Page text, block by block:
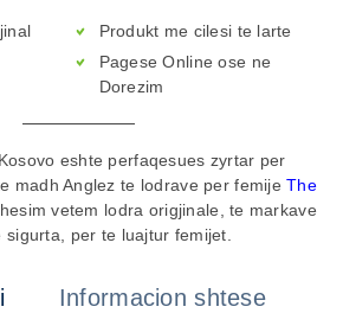
Produkt me cilesi te larte
Pagese Online ose ne
Dorezim
eshte perfaqesues zyrtar per
madh Anglez te lodrave per femijeThe
vetem lodra origjinale, te markave
sigurta, per te luajtur femijet.
Informacion shtese